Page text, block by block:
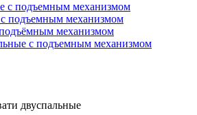
с подъемным механизмом
подъемным механизмом
механизмом
с подъемным механизмом
двуспальные